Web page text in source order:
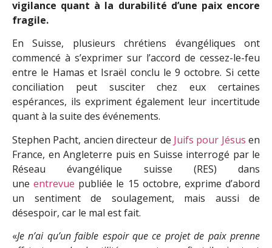
vigilance quant à la durabilité d’une paix encore
fragile.
En Suisse, plusieurs chrétiens évangéliques ont
commencé à s’exprimer sur l’accord de cessez-le-feu
entre le Hamas et Israël conclu le 9 octobre. Si cette
conciliation peut susciter chez eux certaines
espérances, ils expriment également leur incertitude
quant à la suite des événements.
Stephen Pacht, ancien directeur de Juifs pour Jésus en
France, en Angleterre puis en Suisse interrogé par le
Réseau évangélique suisse (RES) dans
uneentrevue publiée le 15 octobre, exprime d’abord
un sentiment de soulagement, mais aussi de
désespoir, car le mal est fait.
«Je n’ai qu’un faible espoir que ce projet de paix prenne